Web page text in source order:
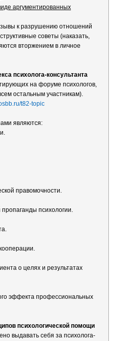
аргументированных
к разрушению отношений
советы (наказать,
вторжением в личное
психолога-консультанта
на форуме психологов,
остальным участникам).
t82-topic
являются:
правомочности.
психологии.
о целях и результатах
эффекта профессиональных
психологической помощи
выдавать себя за психолога-